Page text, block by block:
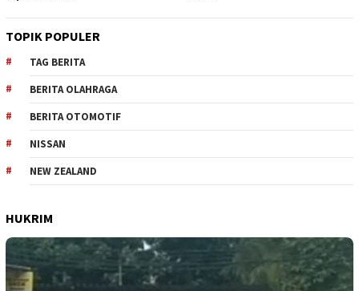
TOPIK POPULER
TAG BERITA
BERITA OLAHRAGA
BERITA OTOMOTIF
NISSAN
NEW ZEALAND
HUKRIM